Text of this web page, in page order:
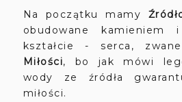
Na początku mamy
obudowane kamieniem
kształcie - serca,
Miłości, bo jak mówi
wody ze źródła
miłości.